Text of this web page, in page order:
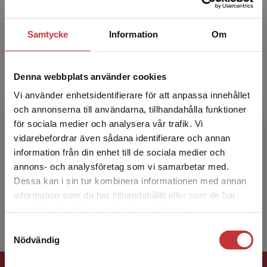
Samtycke Information Om
Denna webbplats använder cookies
Vi använder enhetsidentifierare för att anpassa innehållet
och annonserna till användarna, tillhandahålla funktioner
för sociala medier och analysera vår trafik. Vi
vidarebefordrar även sådana identifierare och annan
information från din enhet till de sociala medier och
annons- och analysföretag som vi samarbetar med.
Dessa kan i sin tur kombinera informationen med annan
information som du har tillhandahållit eller som de har
Nödvändig
Begränsad fraktregion
Det verkar som att du besöker
studentlitteratur.se via en enhet utanför Sverige.
Vi erbjuder inte leveranser utanför Sverige. För
att kunna slutföra ett köp måste
Dag-Gunnar Stubberud
Dag-Gunnar Stubberud är
intensivvårdssjuksköterska och har avlagt
examen i vårdvetenskap. Han har flera års
klinisk praktik från intensivvårdsavdel...